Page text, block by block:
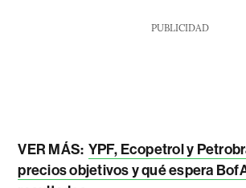
PUBLICIDAD
VER MÁS: YPF, Ecopetrol y
precios objetivos y qué espera